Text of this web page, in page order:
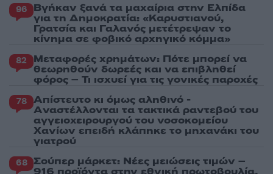
96 Βγήκαν ξανά τα μαχαίρια στην Ελπίδα
για τη Δημοκρατία: «Καρυστιανού,
Γρατσία και Γαλανός μετέτρεψαν το
κίνημα σε φοβικό αρχηγικό κόμμα»
82 Μεταφορές χρημάτων: Πότε μπορεί να
θεωρηθούν δωρεές και να επιβληθεί
φόρος – Τι ισχυεί για τις γονικές παροχές
78 Απίστευτο κι όμως αληθινό -
Aναστέλλονται τα τακτικά ραντεβού του
αγγειοχειρουργού του νοσοκομείου
Χανίων επειδή κλάπηκε το μηχανάκι του
γιατρού
68 Σούπερ μάρκετ: Νέες μειώσεις τιμών –